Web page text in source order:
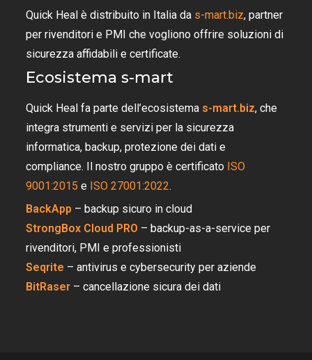
Quick Heal è distribuito in Italia da s-mart.biz, partner
per rivenditori e PMI che vogliono offrire soluzioni di
sicurezza affidabili e certificate.
Ecosistema s-mart
Quick Heal fa parte dell’ecosistema s-mart.biz, che
integra strumenti e servizi per la sicurezza
informatica, backup, protezione dei dati e
compliance. Il nostro gruppo è certificato ISO
9001:2015 e ISO 27001:2022.
BackApp – backup sicuro in cloud
StrongBox Cloud PRO – backup-as-a-service per
rivenditori, PMI e professionisti
Seqrite – antivirus e cybersecurity per aziende
BitRaser – cancellazione sicura dei dati